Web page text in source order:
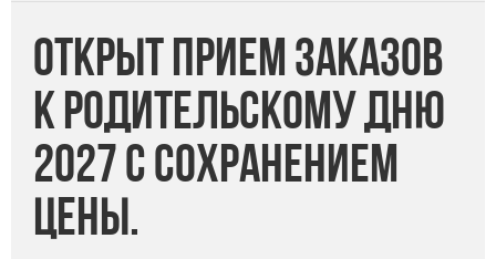
Буквы из латуни
Цоколь из гранита
Ограды из гранита
Ограды из чугуна
Открыт прием заказов
к Родительскому дню
2027 с сохранением
цены.